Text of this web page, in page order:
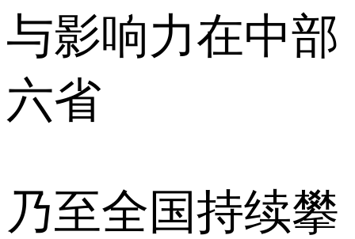
与影响力在中部
六省
乃至全国持续攀